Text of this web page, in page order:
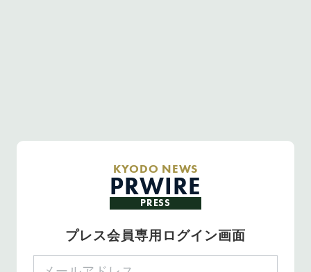
KYODO NEWS
PRWIRE
PRESS
プレス会員専用ログイン画面